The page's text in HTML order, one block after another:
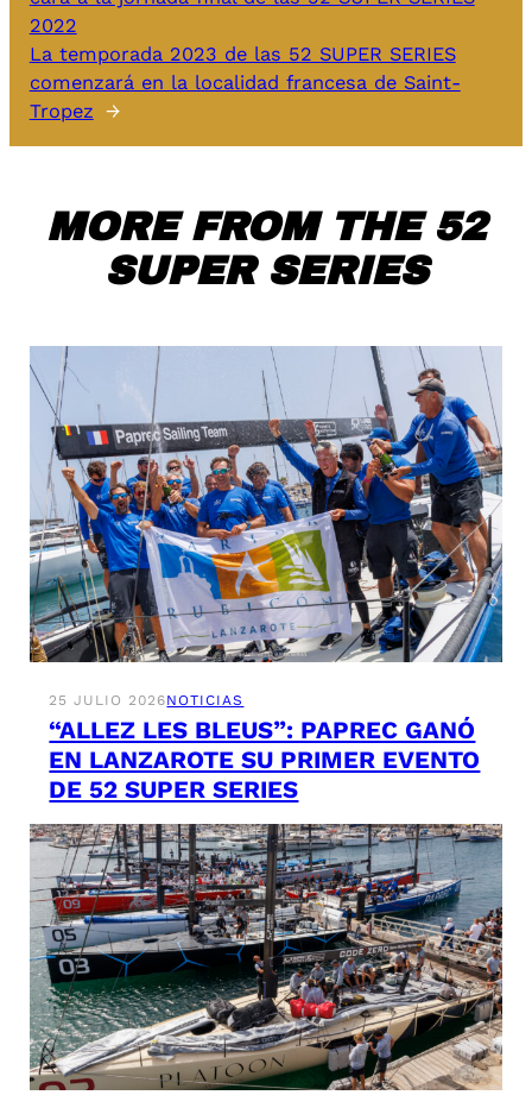
2022
La temporada 2023 de las 52 SUPER SERIES
comenzará en la localidad francesa de Saint-
Tropez →
MORE FROM THE 52
SUPER SERIES
25 JULIO 2026NOTICIAS
“ALLEZ LES BLEUS”: PAPREC GANÓ
EN LANZAROTE SU PRIMER EVENTO
DE 52 SUPER SERIES